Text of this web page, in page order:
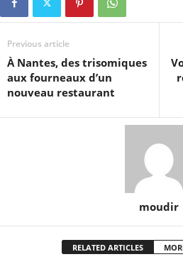
Previous article
À Nantes, des trisomiques
aux fourneaux d’un
nouveau restaurant
moudir
RELATED ARTICLES